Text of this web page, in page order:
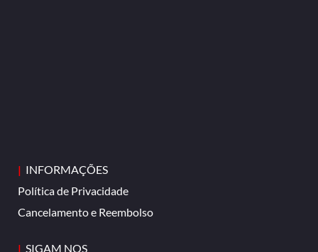
| INFORMAÇÕES
Política de Privacidade
Cancelamento e Reembolso
| SIGAM NOS